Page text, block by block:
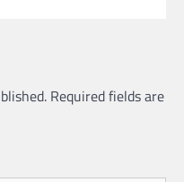
Required fields are